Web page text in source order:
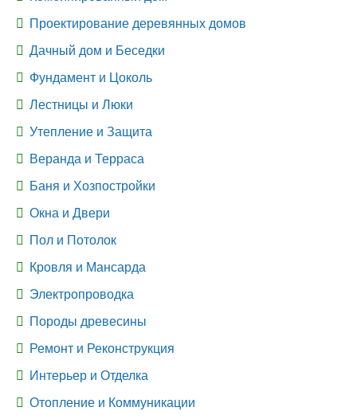
Проектирование деревянных домов
Дачный дом и Беседки
Фундамент и Цоколь
Лестницы и Люки
Утепление и Защита
Веранда и Терраса
Баня и Хозпостройки
Окна и Двери
Пол и Потолок
Кровля и Мансарда
Электропроводка
Породы древесины
Ремонт и Реконструкция
Интерьер и Отделка
Отопление и Коммуникации